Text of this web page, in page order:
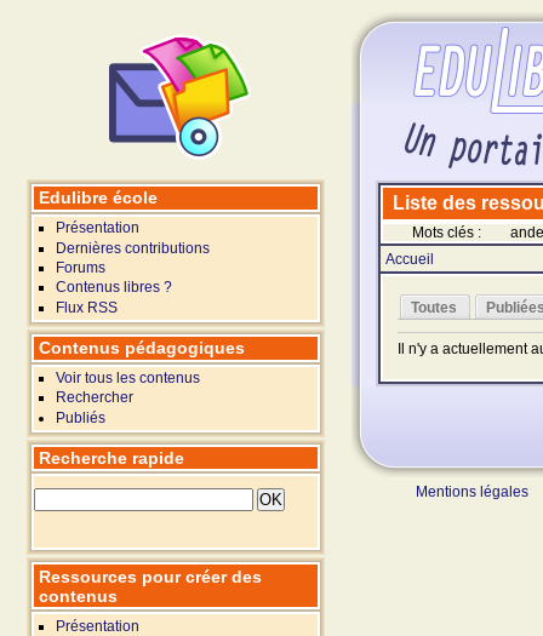
Liste des
Mots clés :
Accueil
Toutes
Il n'y a actuellement
Mentions légales
Edulibre école
Présentation
Dernières contributions
Forums
Contenus libres ?
Flux RSS
Contenus pédagogiques
Voir tous les contenus
Rechercher
Publiés
Recherche rapide
Ressources pour créer des
contenus
Présentation